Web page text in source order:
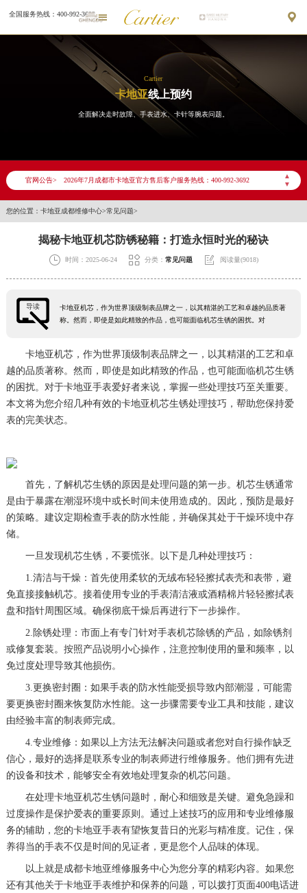
全国服务热线：400-992-3692 
Cartier
卡地亚线上预约
全面解决走时故障、手表进水、卡针等腕表问题。
官网公告>
▲
▼
2026年7月成都市卡地亚官方售后客户服务热线：400-992-3692
2026年7月卡地亚售后服务中心最新网点地址：
节假日正常营业！
您的位置： 卡地亚成都维修中心>常见问题>
揭秘卡地亚机芯防锈秘籍：打造永恒时光的秘诀
 时间：2025-06-24  分类： 常见问题  阅读量(9018)
导读
卡地亚机芯，作为世界顶级制表品牌之一，以其精湛的工艺和卓越的品质著
称。然而，即使是如此精致的作品，也可能面临机芯生锈的困扰。对
卡地亚机芯，作为世界顶级制表品牌之一，以其精湛的工艺和卓
越的品质著称。然而，即使是如此精致的作品，也可能面临机芯生锈
的困扰。对于卡地亚手表爱好者来说，掌握一些处理技巧至关重要。
本文将为您介绍几种有效的卡地亚机芯生锈处理技巧，帮助您保持爱
表的完美状态。
首先，了解机芯生锈的原因是处理问题的第一步。机芯生锈通常
是由于暴露在潮湿环境中或长时间未使用造成的。因此，预防是最好
的策略。建议定期检查手表的防水性能，并确保其处于干燥环境中存
储。
一旦发现机芯生锈，不要慌张。以下是几种处理技巧：
1.清洁与干燥：首先使用柔软的无绒布轻轻擦拭表壳和表带，避
免直接接触机芯。接着使用专业的手表清洁液或酒精棉片轻轻擦拭表
盘和指针周围区域。确保彻底干燥后再进行下一步操作。
2.除锈处理：市面上有专门针对手表机芯除锈的产品，如除锈剂
或修复套装。按照产品说明小心操作，注意控制使用的量和频率，以
免过度处理导致其他损伤。
3.更换密封圈：如果手表的防水性能受损导致内部潮湿，可能需
要更换密封圈来恢复防水性能。这一步骤需要专业工具和技能，建议
由经验丰富的制表师完成。
4.专业维修：如果以上方法无法解决问题或者您对自行操作缺乏
信心，最好的选择是联系专业的制表师进行维修服务。他们拥有先进
的设备和技术，能够安全有效地处理复杂的机芯问题。
在处理卡地亚机芯生锈问题时，耐心和细致是关键。避免急躁和
过度操作是保护爱表的重要原则。通过上述技巧的应用和专业维修服
务的辅助，您的卡地亚手表有望恢复昔日的光彩与精准度。记住，保
养得当的手表不仅是时间的见证者，更是您个人品味的体现。
以上就是成都卡地亚维修服务中心为您分享的精彩内容。如果您
还有其他关于卡地亚手表维护和保养的问题，可以拨打页面400电话进